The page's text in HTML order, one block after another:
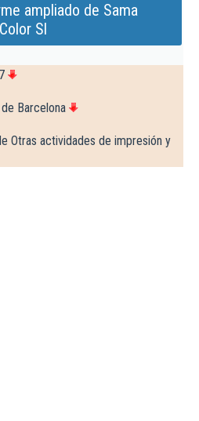
ampliado de Sama
Color Sl
Barcelona
Otras actividades de impresión y